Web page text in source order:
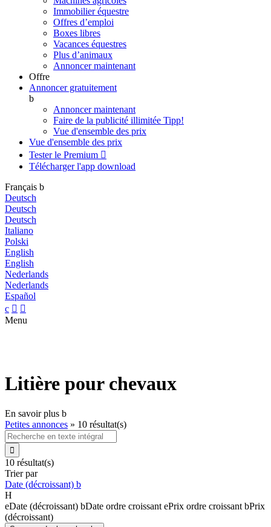
Immobilier équestre
Offres d’emploi
Boxes libres
Vacances équestres
Plus d’animaux
Annoncer maintenant
Offre
Annoncer gratuitement
b
Annoncer maintenant
Faire de la publicité illimitée Tipp!
Vue d'ensemble des prix
Vue d'ensemble des prix
Tester le Premium 
Télécharger l'app download
Français b
Deutsch
Deutsch
Deutsch
Italiano
Polski
English
English
Nederlands
Nederlands
Español
c  
Menu
Litière pour chevaux
En savoir plus b
Petites annonces » 10 résultat(s)

10 résultat(s)
Trier par
Date (décroissant) b
H
eDate (décroissant) bDate ordre croissant ePrix ordre croissant bPrix
(décroissant)